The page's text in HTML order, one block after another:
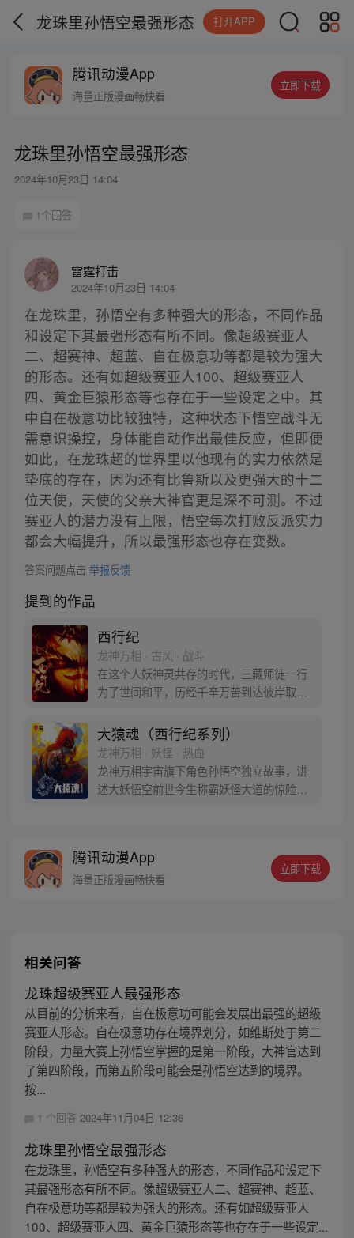
龙珠里孙悟空最强形态 打开APP
腾讯动漫App
海量正版漫画畅快看
立即下载
龙珠里孙悟空最强形态
2024年10月23日 14:04
1个回答
雷霆打击
2024年10月23日 14:04
在龙珠里，孙悟空有多种强大的形态，不同作品
和设定下其最强形态有所不同。像超级赛亚人
二、超赛神、超蓝、自在极意功等都是较为强大
的形态。还有如超级赛亚人100、超级赛亚人
四、黄金巨猿形态等也存在于一些设定之中。其
中自在极意功比较独特，这种状态下悟空战斗无
需意识操控，身体能自动作出最佳反应，但即便
如此，在龙珠超的世界里以他现有的实力依然是
垫底的存在，因为还有比鲁斯以及更强大的十二
位天使，天使的父亲大神官更是深不可测。不过
赛亚人的潜力没有上限，悟空每次打败反派实力
都会大幅提升，所以最强形态也存在变数。
答案问题点击 举报反馈
提到的作品
西行纪
龙神万相 · 古风 · 战斗
在这个人妖神灵共存的时代，三藏师徒一行
为了世间和平，历经千辛万苦到达彼岸取
变得美好….随着阴谋慢慢揭露，暗魂四起,
为了让“永恒之火”重新归位，小狼妖白狼不
辞万难，找到唐三藏大法师，和他一起重新
寻回徒弟们，组成全新“西行小队”，再度踏
上西行之旅……
大猿魂（西行纪系列）
龙神万相 · 妖怪 · 热血
龙神万相宇宙旗下角色孙悟空独立故事，讲
述大妖悟空前世今生称霸妖怪大道的惊险历
人…六十年后，他再次破石而出，背负着守
护族人的希望和信念打败了妖怪大道的霸
腾讯动漫App
海量正版漫画畅快看
立即下载
相关问答
龙珠超级赛亚人最强形态
从目前的分析来看，自在极意功可能会发展出最强的超级
赛亚人形态。自在极意功存在境界划分，如维斯处于第二
阶段，力量大赛上孙悟空掌握的是第一阶段，大神官达到
了第四阶段，而第五阶段可能会是孙悟空达到的境界。
按...
1 个回答 2024年11月04日 12:36
龙珠里孙悟空最强形态
在龙珠里，孙悟空有多种强大的形态，不同作品和设定下
其最强形态有所不同。像超级赛亚人二、超赛神、超蓝、
自在极意功等都是较为强大的形态。还有如超级赛亚人
100、超级赛亚人四、黄金巨猿形态等也存在于一些设定...